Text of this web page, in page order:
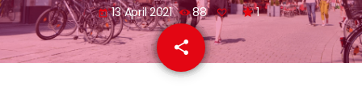
today 13 April 2021 88 1
share
email